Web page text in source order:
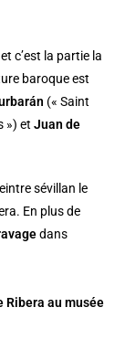
c’est la partie la
baroque est
(« Saint
») etJuan de
sévillan le
En plus de
dans
Ribera au musée